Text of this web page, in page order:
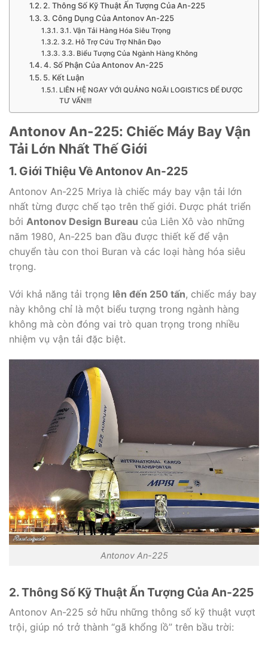
2. Thông Số Kỹ Thuật Ấn Tượng Của An-225
3. Công Dụng Của Antonov An-225
3.1. Vận Tải Hàng Hóa Siêu Trọng
3.2. Hỗ Trợ Cứu Trợ Nhân Đạo
3.3. Biểu Tượng Của Ngành Hàng Không
4. Số Phận Của Antonov An-225
5. Kết Luận
LIÊN HỆ NGAY VỚI QUẢNG NGÃI LOGISTICS ĐỂ ĐƯỢC
TƯ VẤN!!!
Antonov An-225: Chiếc Máy Bay Vận
Tải Lớn Nhất Thế Giới
1. Giới Thiệu Về Antonov An-225
Antonov An-225 Mriya là chiếc máy bay vận tải lớn
nhất từng được chế tạo trên thế giới. Được phát triển
bởi Antonov Design Bureau của Liên Xô vào những
năm 1980, An-225 ban đầu được thiết kế để vận
chuyển tàu con thoi Buran và các loại hàng hóa siêu
trọng.
Với khả năng tải trọng lên đến 250 tấn, chiếc máy bay
này không chỉ là một biểu tượng trong ngành hàng
không mà còn đóng vai trò quan trọng trong nhiều
nhiệm vụ vận tải đặc biệt.
Antonov An-225
2. Thông Số Kỹ Thuật Ấn Tượng Của An-225
Antonov An-225 sở hữu những thông số kỹ thuật vượt
trội, giúp nó trở thành “gã khổng lồ” trên bầu trời: